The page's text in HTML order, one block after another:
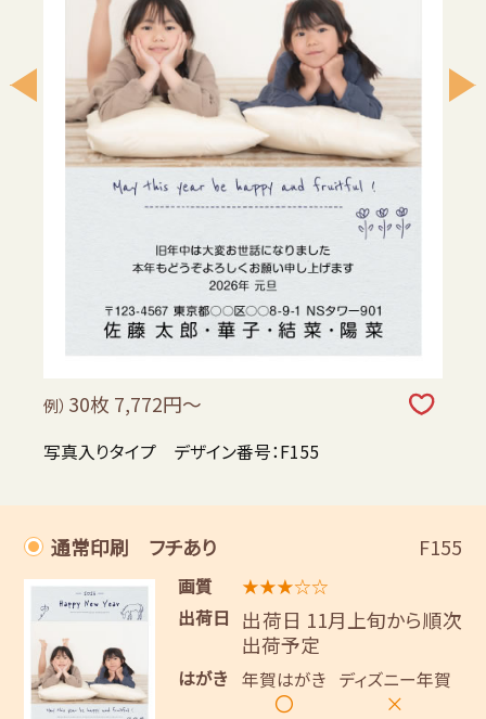
例） 30枚 7,772円～
写真入りタイプ デザイン番号：F155
通常印刷 フチあり F155
画質
★★★☆☆
出荷日
出荷日 11月上旬から順次
出荷予定
はがき 年賀はがき
〇
ディズニー年賀
×